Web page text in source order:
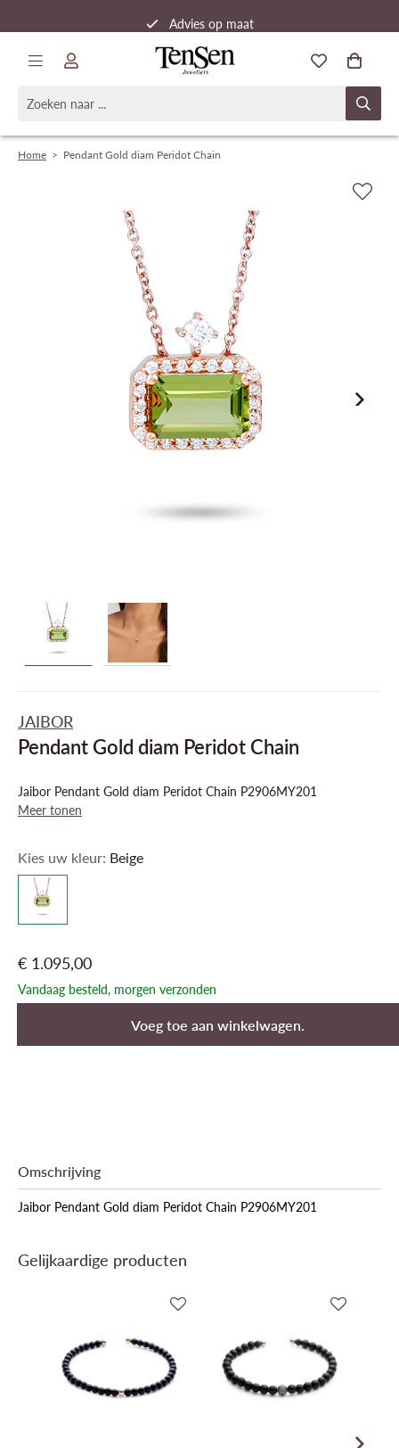
Advies op maat
Snelle verzending
Home > Pendant Gold diam Peridot Chain
JAIBOR
Pendant Gold diam Peridot Chain
Jaibor Pendant Gold diam Peridot Chain P2906MY201
Meer tonen
Kies uw kleur: Beige
€ 1.095,00
Vandaag besteld, morgen verzonden
Voeg toe aan winkelwagen.
Omschrijving
Jaibor Pendant Gold diam Peridot Chain P2906MY201
Gelijkaardige producten